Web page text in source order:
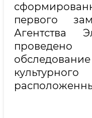
первого
Агентства